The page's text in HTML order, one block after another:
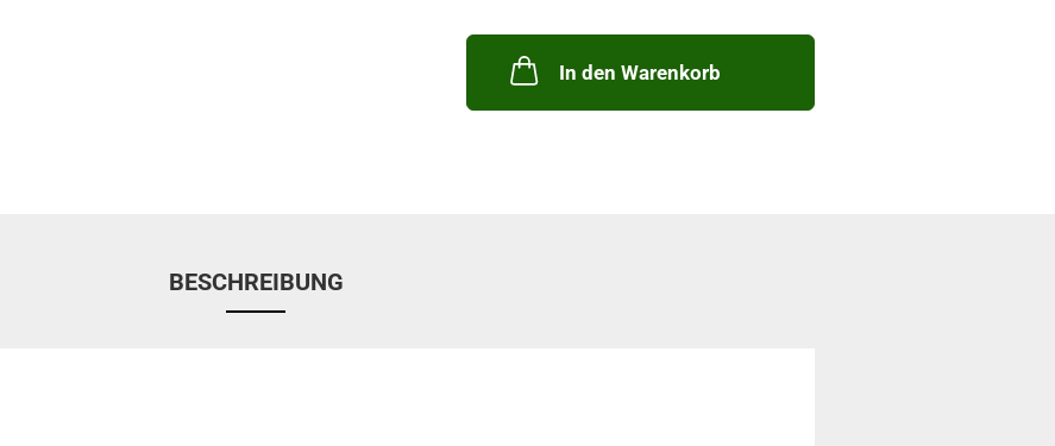
In den Warenkorb
BESCHREIBUNG